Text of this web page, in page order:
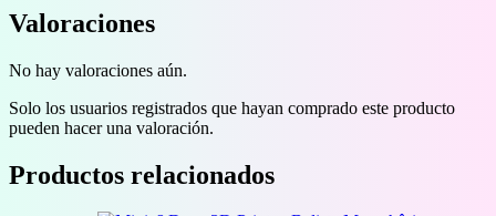
Valoraciones
No hay valoraciones aún.
Solo los usuarios registrados que hayan comprado este producto
pueden hacer una valoración.
Productos relacionados